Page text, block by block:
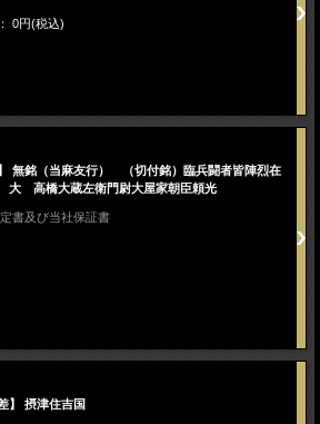
0円(税込)
】 無銘（当麻友行） （切付銘）臨兵闘者皆陣烈在
高橋大蔵左衛門尉大屋家朝臣頼光
書及び当社保証書
】 摂津住吉国